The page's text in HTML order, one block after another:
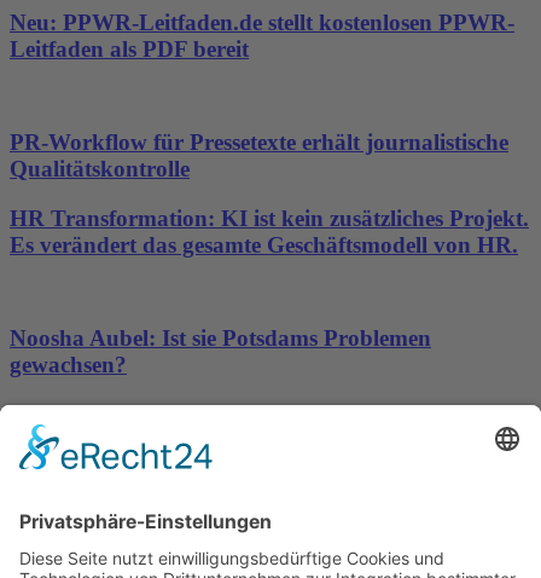
Neu: PPWR-Leitfaden.de stellt kostenlosen PPWR-
Leitfaden als PDF bereit
PR-Workflow für Pressetexte erhält journalistische
Qualitätskontrolle
HR Transformation: KI ist kein zusätzliches Projekt.
Es verändert das gesamte Geschäftsmodell von HR.
Noosha Aubel: Ist sie Potsdams Problemen
gewachsen?
KI ersetzt kein Vertrauen
Impressum